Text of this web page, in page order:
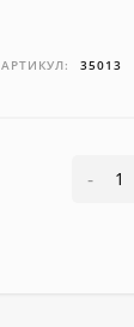
АРТИКУЛ: 35013
-